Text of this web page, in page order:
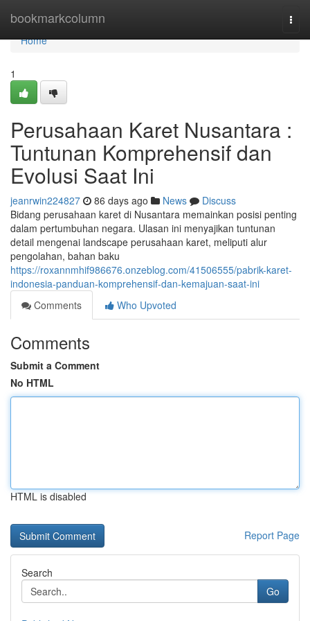
bookmarkcolumn
Home
Home
1
Perusahaan Karet Nusantara :
Tuntunan Komprehensif dan
Evolusi Saat Ini
jeanrwin224827 86 days ago News
Discuss
Bidang perusahaan karet di Nusantara memainkan posisi penting
dalam pertumbuhan negara. Ulasan ini menyajikan tuntunan
detail mengenai landscape perusahaan karet, meliputi alur
pengolahan, bahan baku
https://roxannmhif986676.onzeblog.com/41506555/pabrik-karet-
indonesia-panduan-komprehensif-dan-kemajuan-saat-ini
Comments
Who Upvoted
Comments
Submit a Comment
No HTML
HTML is disabled
Report Page
Search
Go